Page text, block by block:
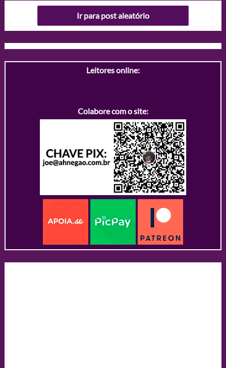
Ir para post aleatório
Leitores online:
Colabore com o site: